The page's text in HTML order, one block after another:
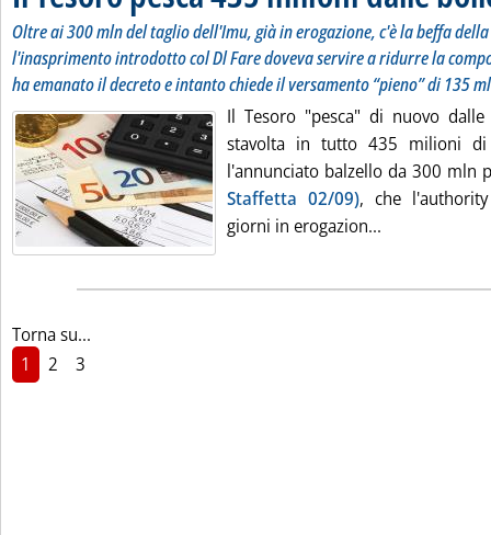
Oltre ai 300 mln del taglio dell'Imu, già in erogazione, c'è la beffa della
l'inasprimento introdotto col Dl Fare doveva servire a ridurre la
ha emanato il decreto e intanto chiede il versamento “pieno” di 135
Il Tesoro "pesca" di nuovo
stavolta in tutto 435 milioni
l'annunciato balzello da 300 mln
Staffetta 02/09), che
giorni in erogazion...
Torna su...
1
2 3